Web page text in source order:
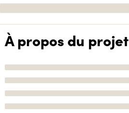
À propos du projet